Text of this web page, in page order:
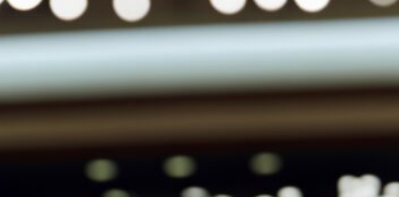
Le Trésor américain confirme
la baisse